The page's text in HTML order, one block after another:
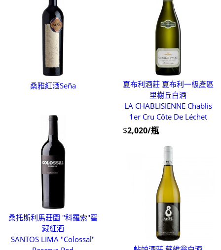
桑雅紅酒Seña
夏布利酒莊 夏布利一級產區
里榭丘白酒
LA CHABLISIENNE Chablis
1er Cru Côte De Léchet
$2,020/瓶
桑托斯利馬莊園 "科羅索"窖
藏紅酒
SANTOS LIMA "Colossal"